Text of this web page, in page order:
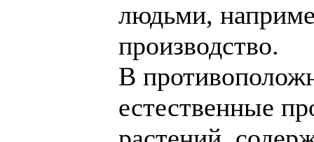
людьми,
производство.
В
естественные